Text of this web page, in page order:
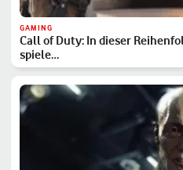
GAMING
Call of Duty: In dieser
spiele…